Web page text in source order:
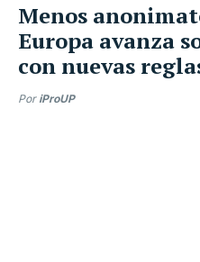
Menos
Europa avanza
con nuevas
Por iProUP